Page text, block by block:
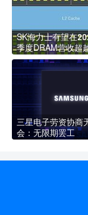
SK海力士有望在
季度DRAM营收超
三星电子劳资协商
会：无限期罢工